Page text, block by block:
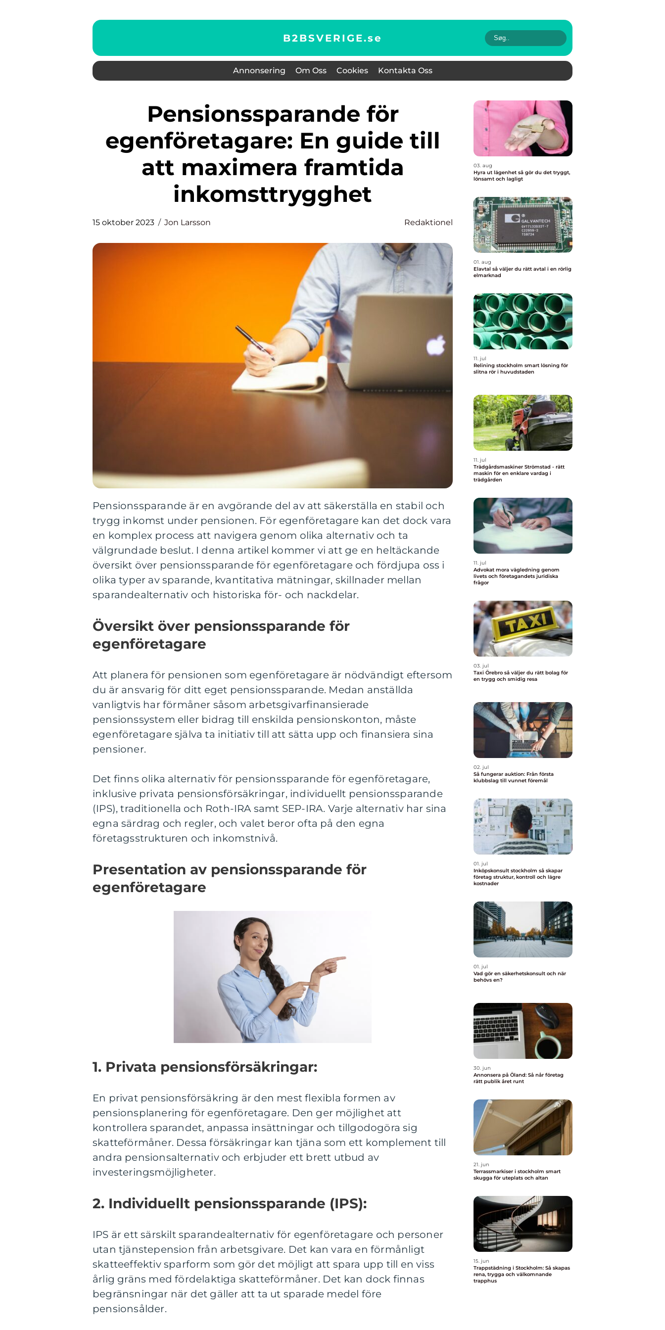
B2BSVERIGE.se
Annonsering Om Oss Cookies Kontakta Oss
Pensionssparande för
egenföretagare: En guide till
att maximera framtida
inkomsttrygghet
15 oktober 2023 Jon Larsson Redaktionel
Pensionssparande är en avgörande del av att säkerställa en stabil och
trygg inkomst under pensionen. För egenföretagare kan det dock vara
en komplex process att navigera genom olika alternativ och ta
välgrundade beslut. I denna artikel kommer vi att ge en heltäckande
översikt över pensionssparande för egenföretagare och fördjupa oss i
olika typer av sparande, kvantitativa mätningar, skillnader mellan
sparandealternativ och historiska för- och nackdelar.
Översikt över pensionssparande för
egenföretagare
Att planera för pensionen som egenföretagare är nödvändigt eftersom
du är ansvarig för ditt eget pensionssparande. Medan anställda
vanligtvis har förmåner såsom arbetsgivarfinansierade
pensionssystem eller bidrag till enskilda pensionskonton, måste
egenföretagare själva ta initiativ till att sätta upp och finansiera sina
pensioner.
Det finns olika alternativ för pensionssparande för egenföretagare,
inklusive privata pensionsförsäkringar, individuellt pensionssparande
(IPS), traditionella och Roth-IRA samt SEP-IRA. Varje alternativ har sina
egna särdrag och regler, och valet beror ofta på den egna
företagsstrukturen och inkomstnivå.
Presentation av pensionssparande för
egenföretagare
1. Privata pensionsförsäkringar:
En privat pensionsförsäkring är den mest flexibla formen av
pensionsplanering för egenföretagare. Den ger möjlighet att
kontrollera sparandet, anpassa insättningar och tillgodogöra sig
skatteförmåner. Dessa försäkringar kan tjäna som ett komplement till
andra pensionsalternativ och erbjuder ett brett utbud av
investeringsmöjligheter.
2. Individuellt pensionssparande (IPS):
IPS är ett särskilt sparandealternativ för egenföretagare och personer
utan tjänstepension från arbetsgivare. Det kan vara en förmånligt
skatteeffektiv sparform som gör det möjligt att spara upp till en viss
årlig gräns med fördelaktiga skatteförmåner. Det kan dock finnas
begränsningar när det gäller att ta ut sparade medel före
pensionsålder.
03. aug
Hyra ut lägenhet så gör du det tryggt,
lönsamt och lagligt
01. aug
Elavtal så väljer du rätt avtal i en rörlig
elmarknad
11. jul
Relining stockholm smart lösning för
slitna rör i huvudstaden
11. jul
Trädgårdsmaskiner Strömstad - rätt
maskin för en enklare vardag i
trädgården
11. jul
Advokat mora vägledning genom
livets och företagandets juridiska
frågor
03. jul
Taxi Örebro så väljer du rätt bolag för
en trygg och smidig resa
02. jul
Så fungerar auktion: Från första
klubbslag till vunnet föremål
01. jul
Inköpskonsult stockholm så skapar
företag struktur, kontroll och lägre
kostnader
01. jul
Vad gör en säkerhetskonsult och när
behövs en?
30. jun
Annonsera på Öland: Så når företag
rätt publik året runt
21. jun
Terrassmarkiser i stockholm smart
skugga för uteplats och altan
15. jun
Trappstädning i Stockholm: Så skapas
rena, trygga och välkomnande
trapphus